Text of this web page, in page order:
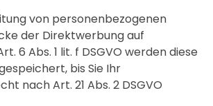
von personenbezogenen
der Direktwerbung auf
6 Abs. 1 lit. f DSGVO werden diese
bis Sie Ihr
nach Art. 21 Abs. 2 DSGVO